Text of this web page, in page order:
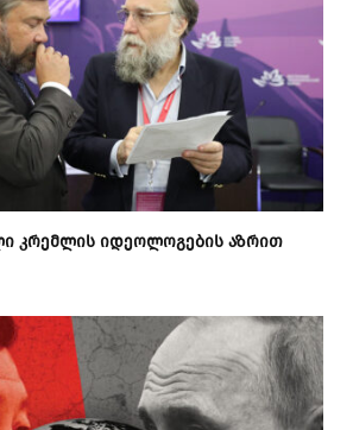
კრემლის იდეოლოგების აზრით